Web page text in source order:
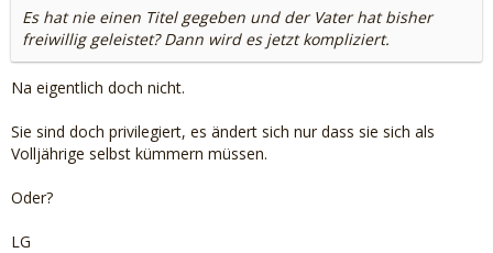
Es hat nie einen Titel gegeben und der Vater hat bisher
freiwillig geleistet? Dann wird es jetzt kompliziert.
Na eigentlich doch nicht.
Sie sind doch privilegiert, es ändert sich nur dass sie sich als
Volljährige selbst kümmern müssen.
Oder?
LG